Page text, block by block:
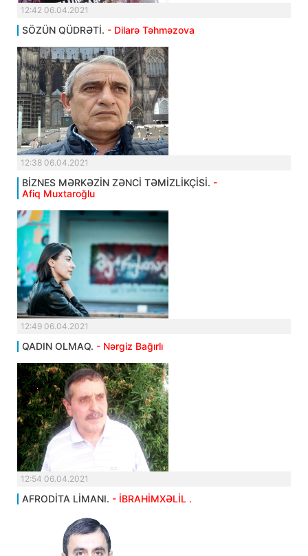
12:42 06.04.2021
SÖZÜN QÜDRƏTİ. - Dilarə Təhməzova
12:38 06.04.2021
BİZNES MƏRKƏZİN ZƏNCİ TƏMİZLİKÇİSİ. -
Afiq Muxtaroğlu
12:49 06.04.2021
QADIN OLMAQ. - Nərgiz Bağırlı
12:54 06.04.2021
AFRODİTA LİMANI. - İBRAHİMXƏLİL .